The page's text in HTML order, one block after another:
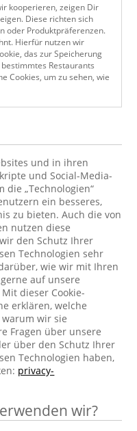
kooperieren, zeigen Dir
Diese richten sich
oder Produktpräferenzen.
Hierfür nutzen wir
das zur Speicherung
Restaurants
Cookies, um zu sehen, wie
und in ihren
und Social-Media-
die „Technologien“
ein besseres,
zu bieten. Auch die von
nutzen diese
den Schutz Ihrer
Technologien sehr
wie wir mit Ihren
auf unsere
dieser Cookie-
erklären, welche
wir sie
Fragen über unsere
über den Schutz Ihrer
Technologien haben,
privacy-
wir?